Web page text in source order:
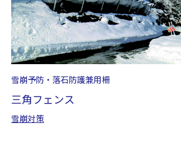
雪崩予防・落石防護兼用柵
三角フェンス
雪崩対策